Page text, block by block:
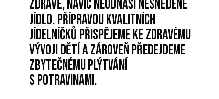
zdravě, navíc neodnáší nesnědené
jídlo. Přípravou kvalitních
jídelníčků přispějeme ke zdravému
vývoji dětí a zároveň předejdeme
zbytečnému plýtvání
s potravinami.